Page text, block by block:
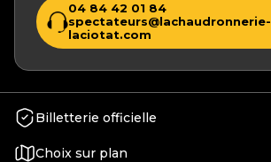
04 84 42 01 84
spectateurs@lachaudronnerie-
laciotat.com
Billetterie officielle
Choix sur plan